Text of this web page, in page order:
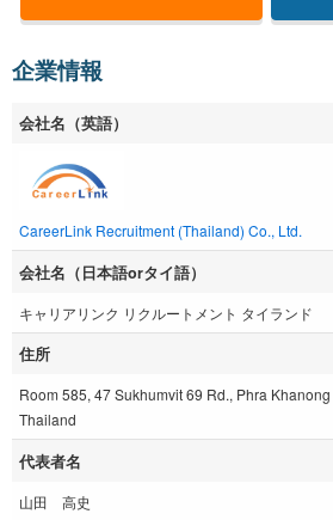
企業情報
会社名（英語）
CareerLink Recruitment (Thailand) Co., Ltd.
会社名（日本語orタイ語）
キャリアリンク リクルートメント タイランド
住所
Room 585, 47 Sukhumvit 69 Rd., Phra
Thailand
代表者名
山田 高史